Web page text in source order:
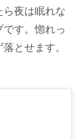
夜は眠れな
す。惚れっ
とせます。